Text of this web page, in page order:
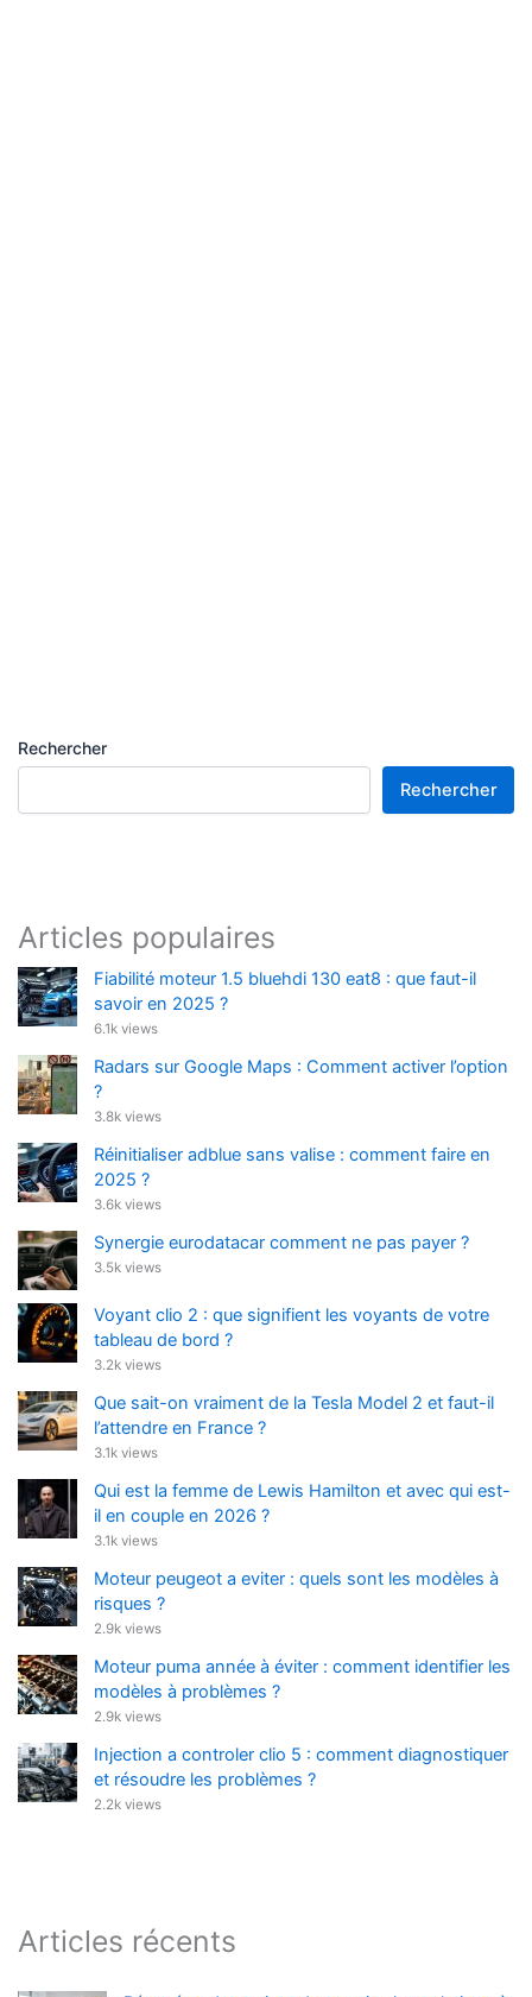
Rechercher
Rechercher
Articles populaires
Fiabilité moteur 1.5 bluehdi 130 eat8 : que faut-il
savoir en 2025 ?
6.1k views
Radars sur Google Maps : Comment activer l’option
?
3.8k views
Réinitialiser adblue sans valise : comment faire en
2025 ?
3.6k views
Synergie eurodatacar comment ne pas payer ?
3.5k views
Voyant clio 2 : que signifient les voyants de votre
tableau de bord ?
3.2k views
Que sait-on vraiment de la Tesla Model 2 et faut-il
l’attendre en France ?
3.1k views
Qui est la femme de Lewis Hamilton et avec qui est-
il en couple en 2026 ?
3.1k views
Moteur peugeot a eviter : quels sont les modèles à
risques ?
2.9k views
Moteur puma année à éviter : comment identifier les
modèles à problèmes ?
2.9k views
Injection a controler clio 5 : comment diagnostiquer
et résoudre les problèmes ?
2.2k views
Articles récents